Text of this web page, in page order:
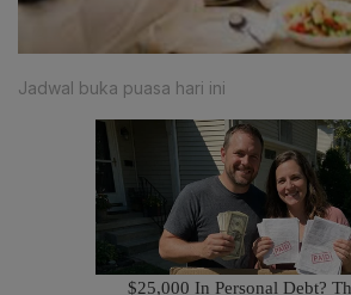
Jadwal buka puasa hari ini